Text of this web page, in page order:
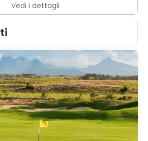
Vedi i dettagli